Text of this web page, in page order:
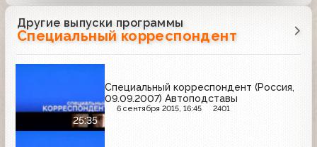
Другие выпуски программы
Специальный корреспондент
25:35
Специальный корреспондент (Россия,
09.09.2007) Автоподставы
6 сентября 2015, 16:45 2401